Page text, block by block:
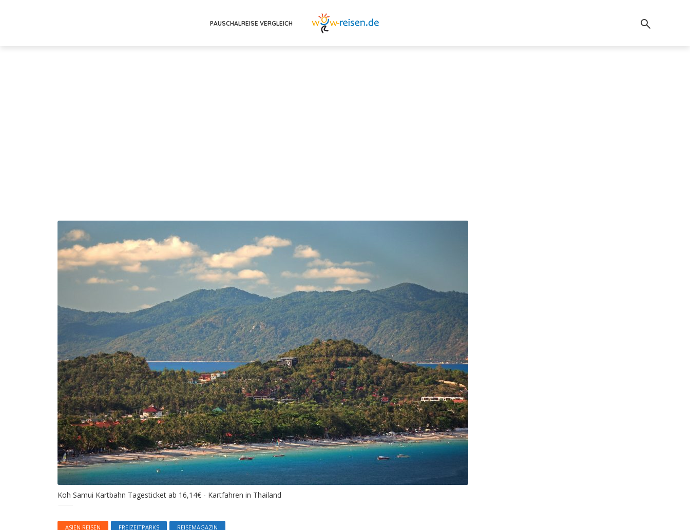
PAUSCHALREISE VERGLEICH
Koh Samui Kartbahn Tagesticket ab 16,14€ - Kartfahren in Thailand
ASIEN REISEN FREIZEITPARKS REISEMAGAZIN